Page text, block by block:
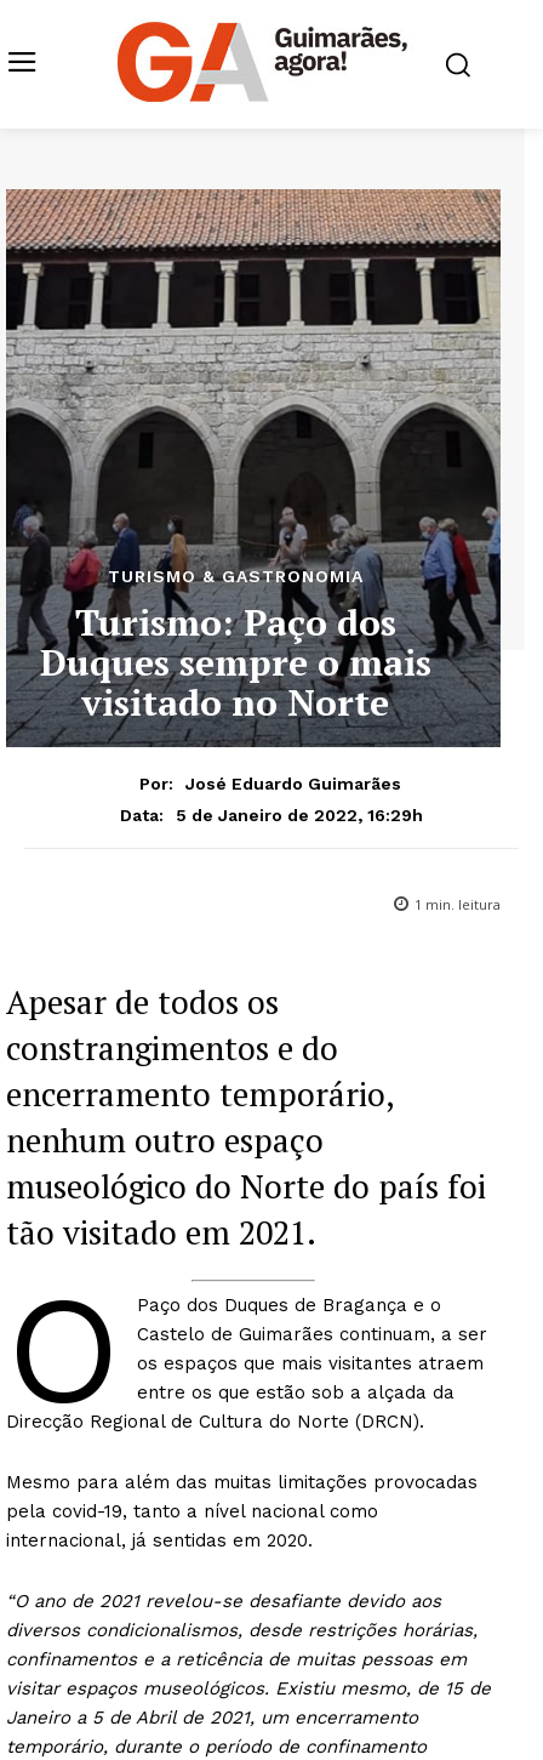
TURISMO & GASTRONOMIA
Turismo: Paço dos
Duques sempre o mais
visitado no Norte
Por:
José Eduardo Guimarães
Data:
5 de Janeiro de 2022, 16:29h
1 min. leitura
Apesar de todos os
constrangimentos e do
encerramento temporário,
nenhum outro espaço
museológico do Norte do país foi
tão visitado em 2021.
O
Paço dos Duques de Bragança e o
Castelo de Guimarães continuam, a ser
os espaços que mais visitantes atraem
entre os que estão sob a alçada da
Direcção Regional de Cultura do Norte (DRCN).
Mesmo para além das muitas limitações provocadas
pela covid-19, tanto a nível nacional como
internacional, já sentidas em 2020.
“O ano de 2021 revelou-se desafiante devido aos
diversos condicionalismos, desde restrições horárias,
confinamentos e a reticência de muitas pessoas em
visitar espaços museológicos. Existiu mesmo, de 15 de
Janeiro a 5 de Abril de 2021, um encerramento
temporário, durante o período de confinamento